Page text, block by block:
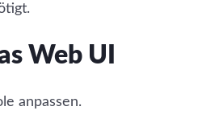
Web UI
anpassen.